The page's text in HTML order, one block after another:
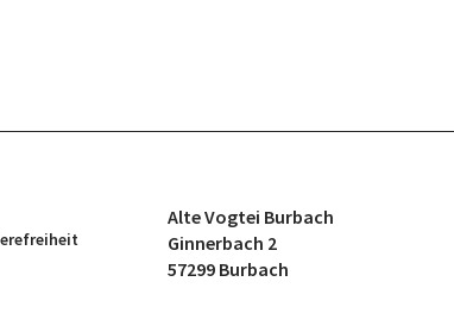
Alte Vogtei Burbach
Ginnerbach 2
57299 Burbach